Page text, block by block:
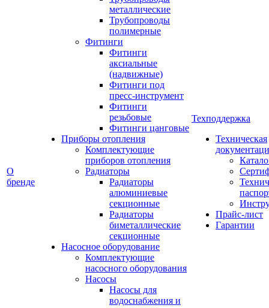
О
бренде
металлические
Трубопроводы
полимерные
Фитинги
Фитинги
аксиальные
(надвижные)
Фитинги под
пресс-инструмент
Фитинги
резьбовые
Фитинги цанговые
Приборы отопления
Комплектующие
приборов отопления
Радиаторы
Радиаторы
алюминиевые
секционные
Радиаторы
биметаллические
секционные
Насосное оборудование
Комплектующие
насосного оборудования
Насосы
Насосы для
водоснабжения и
Техподдержка
Техническая
Прайс-лист
Гарантии